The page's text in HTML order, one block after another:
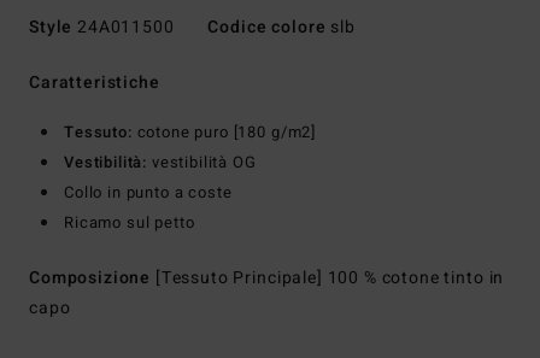
Style 24A011500 Codice colore slb
Caratteristiche
Tessuto: cotone puro [180 g/m2]
Vestibilità: vestibilità OG
Collo in punto a coste
Ricamo sul petto
Composizione [Tessuto Principale] 100 % cotone tinto in
capo